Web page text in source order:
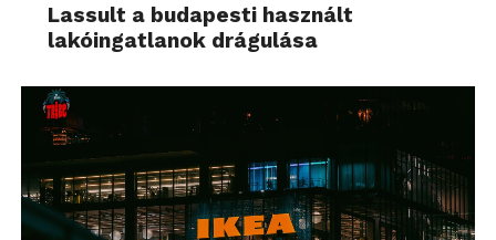
Lassult a budapesti használt
lakóingatlanok drágulása